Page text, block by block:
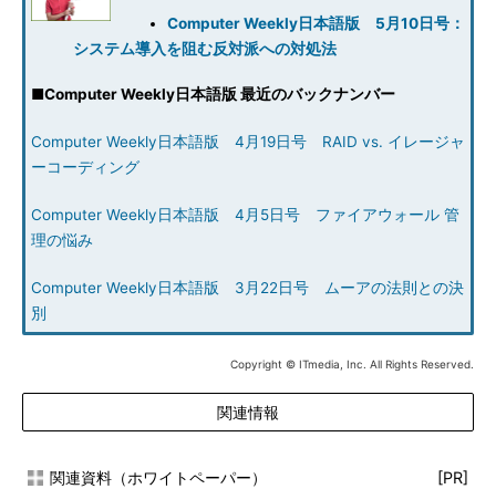
Computer Weekly日本語版 5月10日号：
システム導入を阻む反対派への対処法
■Computer Weekly日本語版 最近のバックナンバー
Computer Weekly日本語版 4月19日号 RAID vs. イレージャ
ーコーディング
Computer Weekly日本語版 4月5日号 ファイアウォール 管
理の悩み
Computer Weekly日本語版 3月22日号 ムーアの法則との決
別
Copyright © ITmedia, Inc. All Rights Reserved.
関連情報
関連資料（ホワイトペーパー） [PR]